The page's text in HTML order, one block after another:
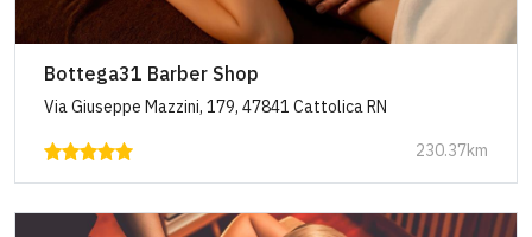
Bottega31 Barber Shop
Via Giuseppe Mazzini, 179, 47841 Cattolica RN
230.37km